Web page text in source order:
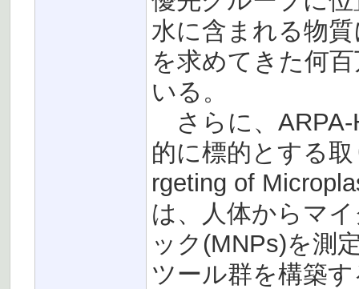
水に含まれる物
を求めてきた何
いる。
さらに、ARPA-
的に標的とする
rgeting of
は、人体からマ
ック(MNPs)を測
ツール群を構築